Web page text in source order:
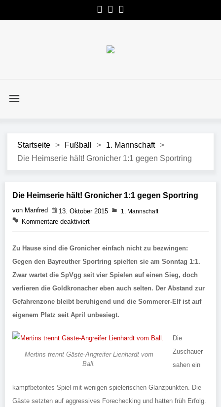
Startseite > Fußball > 1. Mannschaft >
Die Heimserie hält! Gronicher 1:1 gegen Sportring
Die Heimserie hält! Gronicher 1:1 gegen Sportring
von Manfred 13. Oktober 2015 1. Mannschaft
Kommentare deaktiviert
Zu Hause sind die Gronicher einfach nicht zu bezwingen:
Gegen den Bayreuther Sportring spielten sie am Sonntag 1:1.
Zwar wartet die SpVgg seit vier Spielen auf einen Sieg, doch
verlieren die Goldkronacher eben auch selten. Der Abstand zur
Gefahrenzone bleibt beruhigend und die Sommerer-Elf ist auf
eigenem Platz seit April unbesiegt.
Mertins trennt Gäste-Angreifer Lienhardt vom
Ball.
Die
Zuschauer
sahen ein
kampfbetontes Spiel mit wenigen spielerischen Glanzpunkten. Die
Gäste setzten auf aggressives Forechecking und hatten früh Erfolg.